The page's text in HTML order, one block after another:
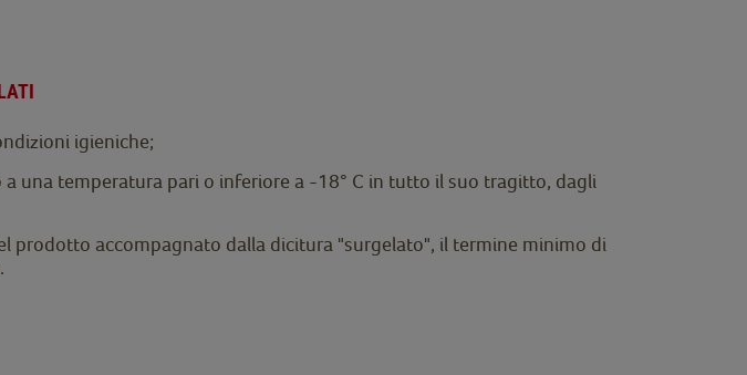
igieniche;
una temperatura pari o inferiore a -18° C in tutto il suo tragitto, dagli
prodotto accompagnato dalla dicitura "surgelato", il termine minimo di